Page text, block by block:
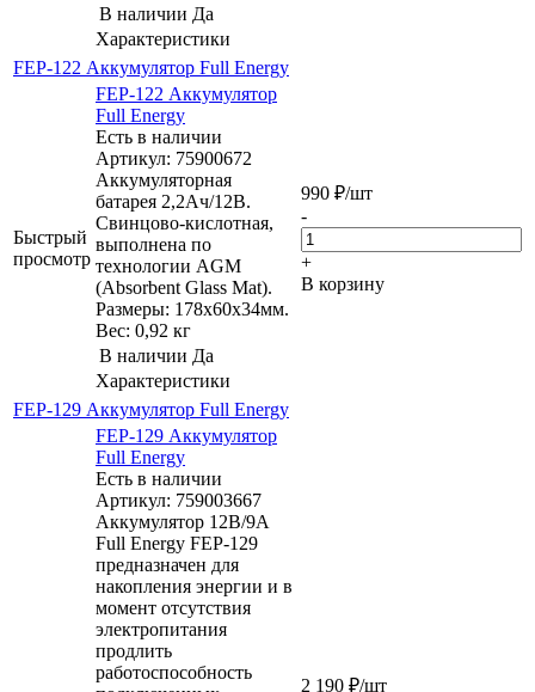
В наличии Да
Характеристики
FEP-122 Аккумулятор Full Energy
Быстрый
просмотр
FEP-122 Аккумулятор
Full Energy
Есть в наличии
Артикул: 75900672
Аккумуляторная
батарея 2,2Aч/12В.
Свинцово-кислотная,
выполнена по
технологии AGM
(Absorbent Glass Mat).
Размеры: 178х60х34мм.
Вес: 0,92 кг
В наличии Да
Характеристики
990 ₽/шт
-
+
В корзину
FEP-129 Аккумулятор Full Energy
FEP-129 Аккумулятор
Full Energy
Есть в наличии
Артикул: 759003667
Аккумулятор 12В/9А
Full Energy FEP-129
предназначен для
накопления энергии и в
момент отсутствия
электропитания
продлить
работоспособность
2 190 ₽/шт